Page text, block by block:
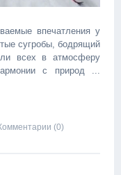
впечатления у
сугробы, бодрящий
всех в атмосферу
с природ
(0)